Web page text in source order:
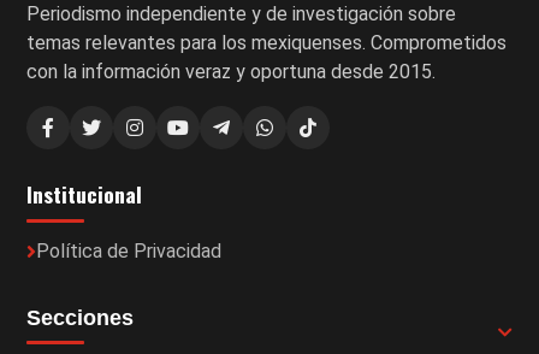
Periodismo independiente y de investigación sobre
temas relevantes para los mexiquenses. Comprometidos
con la información veraz y oportuna desde 2015.
Institucional
Política de Privacidad
Secciones